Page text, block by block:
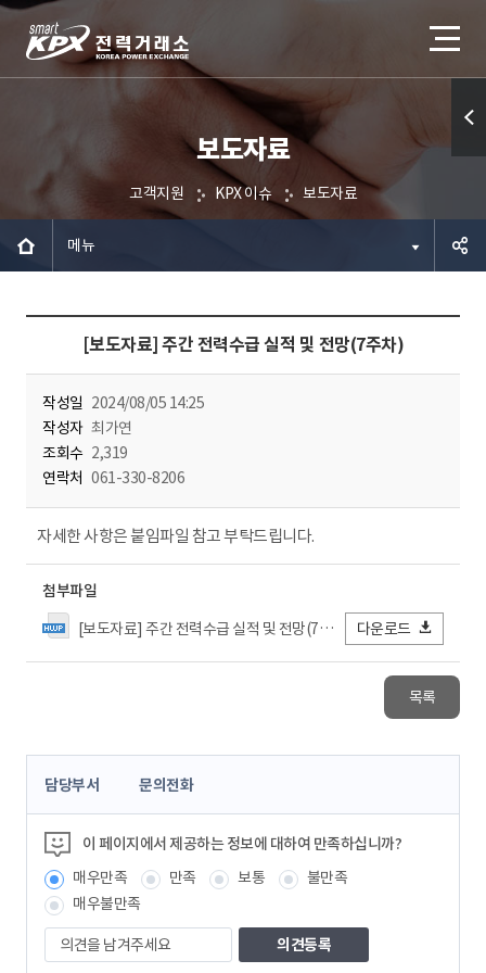
보도자료
고객지원 KPX 이슈 보도자료
메뉴
[보도자료] 주간 전력수급 실적 및 전망(7주차)
작성일 2024/08/05 14:25
작성자 최가연
조회수 2,319
연락처 061-330-8206
자세한 사항은 붙임파일 참고 부탁드립니다.
첨부파일
[보도자료] 주간 전력수급 실적 및 전망(7주차).hwp
다운로드
목록
콘
츠
정
보
책
임
자
담당부서 문의전화
이 페이지에서 제공하는 정보에 대하여 만족하십니까?
매우만족
만족 보통
불만족
매우불만족
의
견